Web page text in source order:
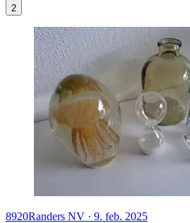
2
8920Randers NV · 9. feb. 2025